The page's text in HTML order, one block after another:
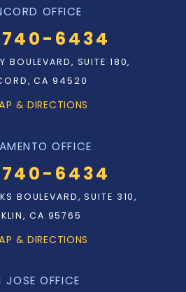
OFFICE
6434
BOULEVARD, SUITE 180,
CA 94520
& DIRECTIONS
OFFICE
6434
BOULEVARD, SUITE 310,
CA 95765
& DIRECTIONS
JOSE OFFICE